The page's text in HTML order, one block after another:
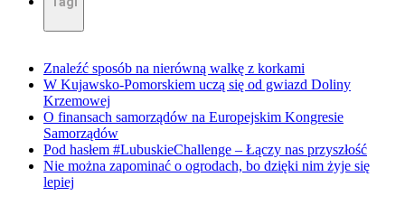
Znaleźć sposób na nierówną walkę z korkami
W Kujawsko-Pomorskiem uczą się od gwiazd Doliny
Krzemowej
O finansach samorządów na Europejskim Kongresie
Samorządów
Pod hasłem #LubuskieChallenge – Łączy nas przyszłość
Nie można zapominać o ogrodach, bo dzięki nim żyje się
lepiej